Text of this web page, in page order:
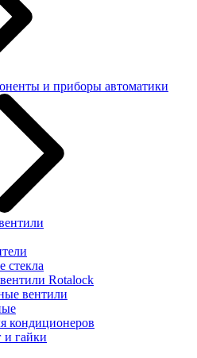
и приборы автоматики
стекла
Rotalock
вентили
кондиционеров
гайки